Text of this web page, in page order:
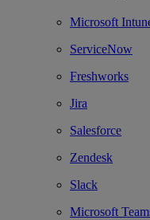
Microsoft
ServiceNow
Freshworks
Jira
Salesforce
Zendesk
Slack
Microsoft